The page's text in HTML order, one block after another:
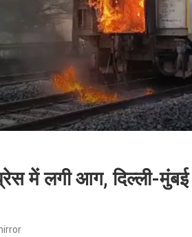
में लगी आग, दिल्ली-